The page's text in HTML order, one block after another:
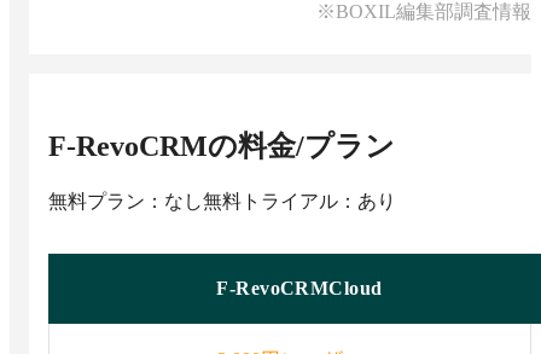
※BOXIL編集部調査情報
F-RevoCRMの料金/プラン
無料プラン：なし無料トライアル：あり
F-RevoCRMCloud